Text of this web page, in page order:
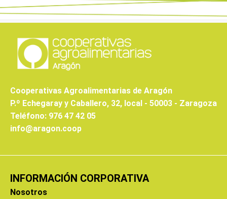
Cooperativas Agroalimentarias de Aragón
P.º Echegaray y Caballero, 32, local - 50003 - Zaragoza
Teléfono: 976 47 42 05
info@aragon.coop
INFORMACIÓN CORPORATIVA
Nosotros